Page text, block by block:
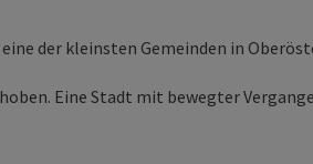
der kleinsten Gemeinden in
Eine Stadt mit bewegter